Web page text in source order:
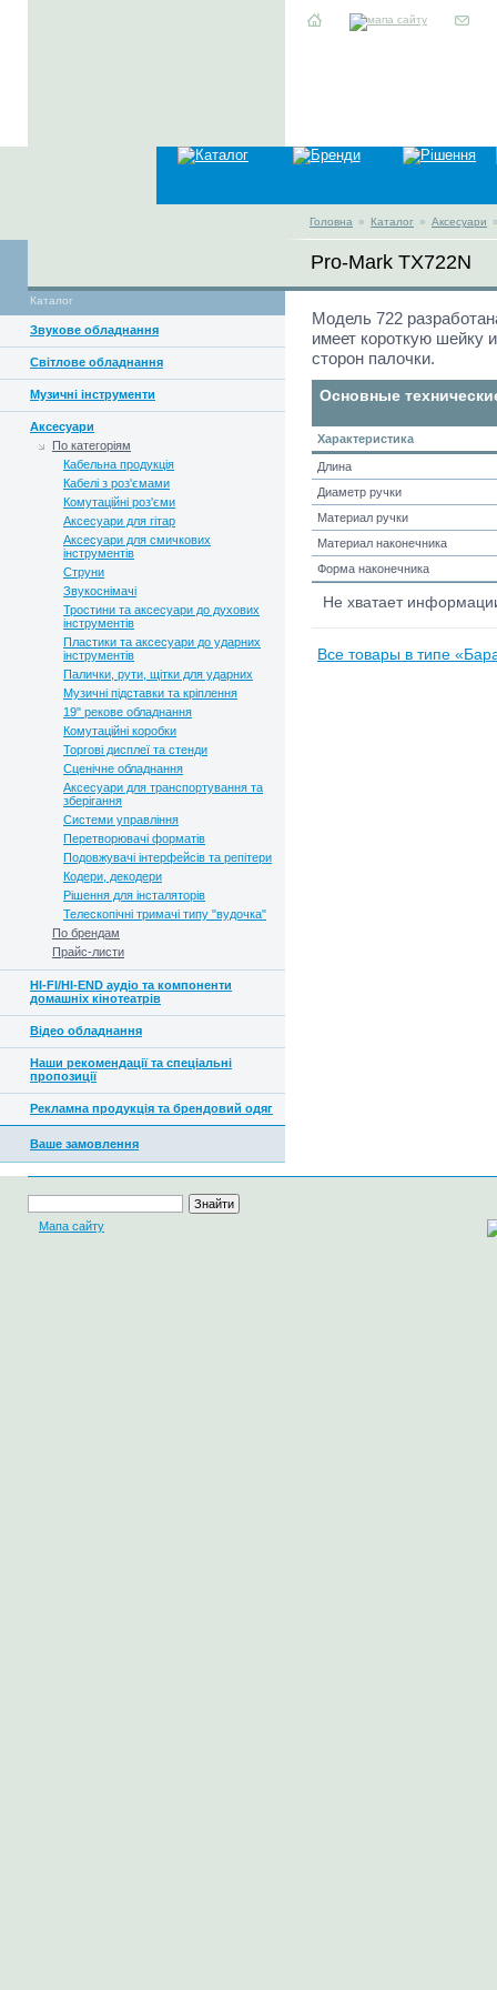
Головна » Каталог » Аксесуари
Pro-Mark TX722N
Каталог
Звукове обладнання
Світлове обладнання
Музичні інструменти
Аксесуари
По категоріям
Кабельна продукція
Кабелі з роз'ємами
Комутаційні роз'єми
Аксесуари для гітар
Аксесуари для смичкових
інструментів
Струни
Звукоснімачі
Тростини та аксесуари до духових
інструментів
Пластики та аксесуари до ударних
інструментів
Палички, рути, щітки для ударних
Музичні підставки та кріплення
19" рекове обладнання
Комутаційні коробки
Торгові дисплеї та стенди
Сценічне обладнання
Аксесуари для транспортування та
зберігання
Системи управління
Перетворювачі форматів
Подовжувачі інтерфейсів та репітери
Кодери, декодери
Рішення для інсталяторів
Телескопічні тримачі типу "вудочка"
По брендам
Прайс-листи
HI-FI/HI-END аудіо та компоненти
домашніх кінотеатрів
Відео обладнання
Наши рекомендації та спеціальні
пропозиції
Рекламна продукція та брендовий одяг
Ваше замовлення
Модель 722
имеет короткую шейку
сторон палочки.
Основные
Характеристика
Длина
Диаметр ручки
Материал ручки
Материал наконечника
Форма наконечника
Не хватает
Все товары в типе
Мапа сайту